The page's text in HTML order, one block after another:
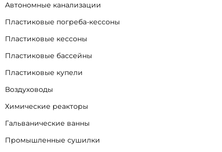
Автономные канализации
Пластиковые погреба-кессоны
Пластиковые кессоны
Пластиковые бассейны
Пластиковые купели
Воздуховоды
Химические реакторы
Гальванические ванны
Промышленные сушилки